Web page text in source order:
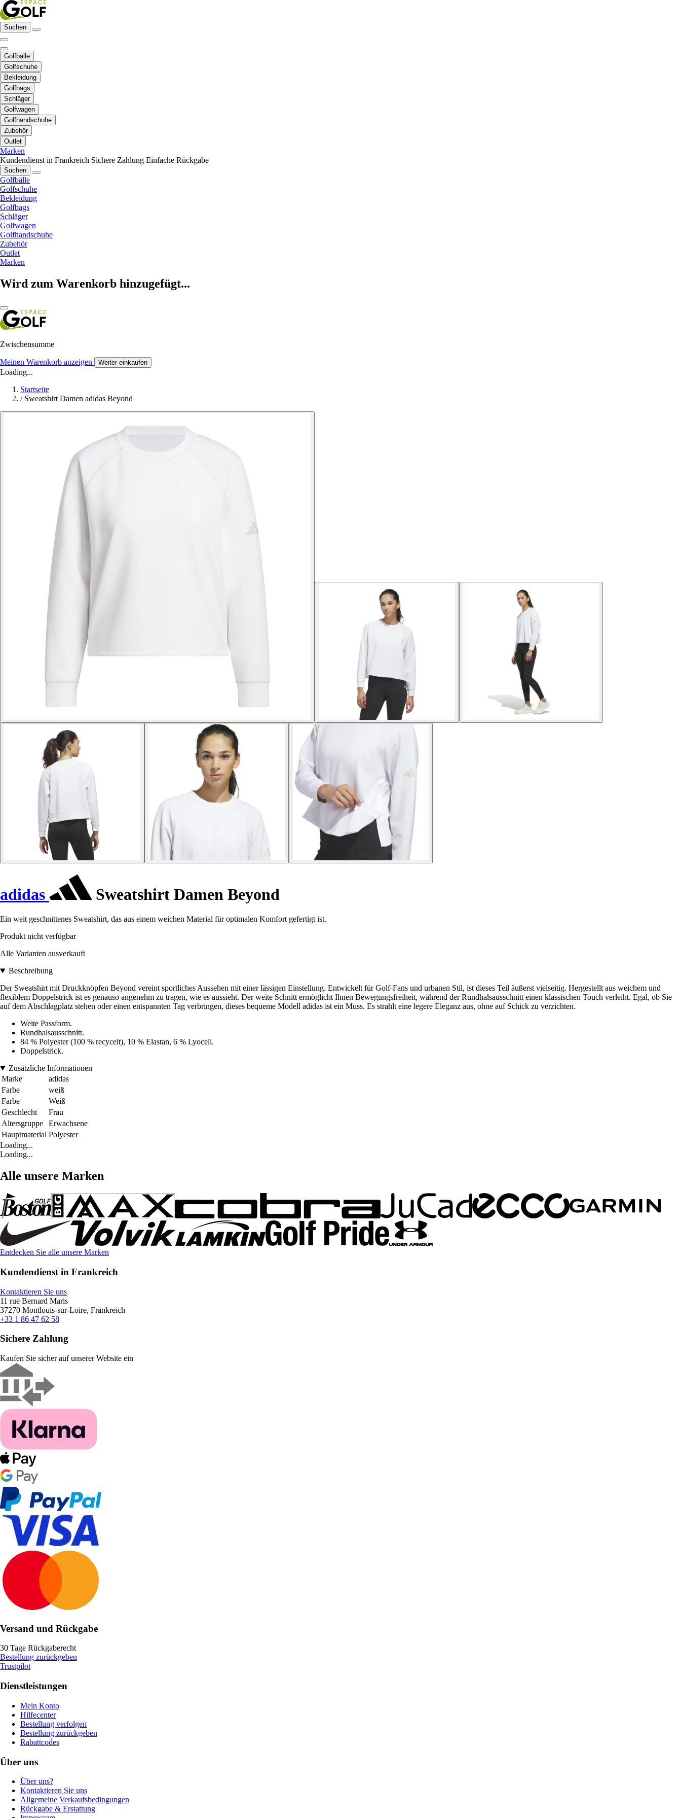
Suchen
Golfbälle
Golfschuhe
Bekleidung
Golfbags
Schläger
Golfwagen
Golfhandschuhe
Zubehör
Outlet
Marken
Kundendienst in Frankreich Sichere Zahlung Einfache Rückgabe
Suchen
Golfbälle
Golfschuhe
Bekleidung
Golfbags
Schläger
Golfwagen
Golfhandschuhe
Zubehör
Outlet
Marken
Wird zum Warenkorb hinzugefügt...
Zwischensumme
Meinen Warenkorb anzeigen Weiter einkaufen
Loading...
Startseite
/ Sweatshirt Damen adidas Beyond
adidas Sweatshirt Damen Beyond
Ein weit geschnittenes Sweatshirt, das aus einem weichen Material für optimalen Komfort gefertigt ist.
Produkt nicht verfügbar
Alle Varianten ausverkauft
Beschreibung
Der Sweatshirt mit Druckknöpfen Beyond vereint sportliches Aussehen mit einer lässigen Einstellung. Entwickelt für Golf-Fans und urbanen Stil, ist dieses Teil äußerst vielseitig. Hergestellt aus weichem und
flexiblem Doppelstrick ist es genauso angenehm zu tragen, wie es aussieht. Der weite Schnitt ermöglicht Ihnen Bewegungsfreiheit, während der Rundhalsausschnitt einen klassischen Touch verleiht. Egal, ob Sie
auf dem Abschlagplatz stehen oder einen entspannten Tag verbringen, dieses bequeme Modell adidas ist ein Muss. Es strahlt eine legere Eleganz aus, ohne auf Schick zu verzichten.
Weite Passform.
Rundhalsausschnitt.
84 % Polyester (100 % recycelt), 10 % Elastan, 6 % Lyocell.
Doppelstrick.
Zusätzliche Informationen
Marke
adidas
Farbe
weiß
Farbe
Weiß
Geschlecht
Frau
Altersgruppe
Erwachsene
Hauptmaterial Polyester
Loading...
Loading...
Alle unsere Marken
Entdecken Sie alle unsere Marken
Kundendienst in Frankreich
Kontaktieren Sie uns
11 rue Bernard Maris
37270 Montlouis-sur-Loire, Frankreich
+33 1 86 47 62 58
Sichere Zahlung
Kaufen Sie sicher auf unserer Website ein
Versand und Rückgabe
30 Tage Rückgaberecht
Bestellung zurückgeben
Trustpilot
Dienstleistungen
Mein Konto
Hilfecenter
Bestellung verfolgen
Bestellung zurückgeben
Rabattcodes
Über uns
Über uns?
Kontaktieren Sie uns
Allgemeine Verkaufsbedingungen
Rückgabe & Erstattung